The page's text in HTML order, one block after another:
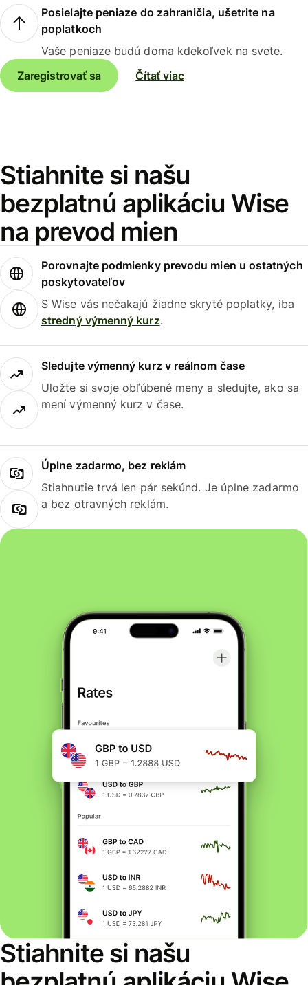
Posielajte peniaze do zahraničia, ušetrite na
poplatkoch
Vaše peniaze budú doma kdekoľvek na svete.
Zaregistrovať sa
Čítať viac
Stiahnite si našu
bezplatnú aplikáciu Wise
na prevod mien
Porovnajte podmienky prevodu mien u ostatných
poskytovateľov
S Wise vás nečakajú žiadne skryté poplatky, iba
stredný výmenný kurz.
Sledujte výmenný kurz v reálnom čase
Uložte si svoje obľúbené meny a sledujte, ako sa
mení výmenný kurz v čase.
Úplne zadarmo, bez reklám
Stiahnutie trvá len pár sekúnd. Je úplne zadarmo
a bez otravných reklám.
Stiahnite si našu